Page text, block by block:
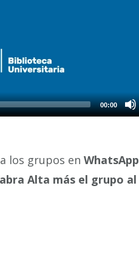
los grupos en WhatsApp
Alta más el grupo al